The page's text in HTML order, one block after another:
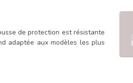
de protection est résistante
adaptée aux modèles les plus